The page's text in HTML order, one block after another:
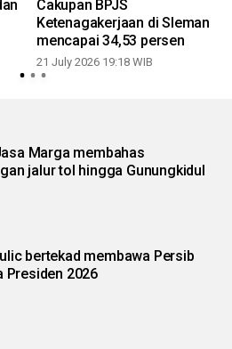
Cakupan BPJS
Ketenagakerjaan di Sleman
mencapai 34,53 persen
21 July 2026 19:18 WIB
Marga membahas
jalur tol hingga Gunungkidul
bertekad membawa Persib
Presiden 2026